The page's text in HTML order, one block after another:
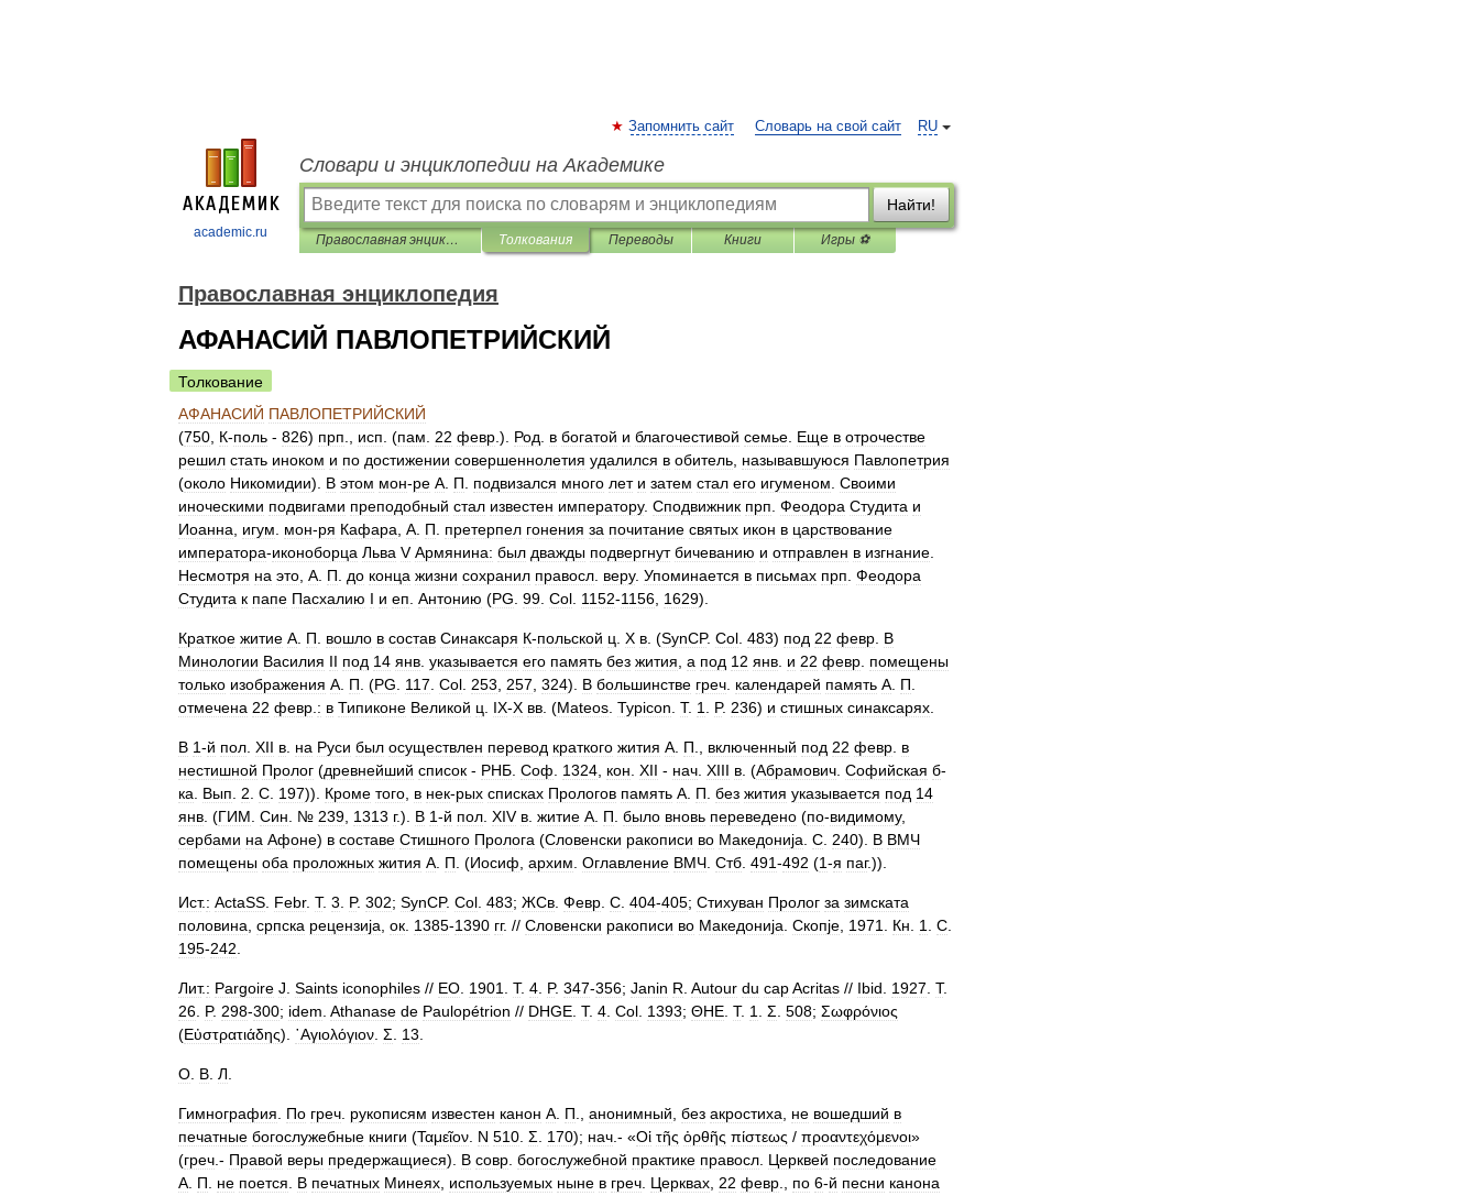
academic.ru
RU
Запомнить сайт Словарь на свой сайт
Словари и энциклопедии на Академике
Найти!
Православная энциклопедия Толкования Переводы Книги Игры ⚽
Православная энциклопедия
АФАНАСИЙ ПАВЛОПЕТРИЙСКИЙ
Толкование
АФАНАСИЙ ПАВЛОПЕТРИЙСКИЙ
(750 К-поль - 826) прп исп . (пам 22 февр .). Род в богатой и благочестивой семье Еще в отрочестве
решил стать иноком и по достижении совершеннолетия удалился в обитель называвшуюся Павлопетрия
(около Никомидии). В этом мон-ре А П подвизался много лет и затем стал его игуменом Своими
иноческими подвигами преподобный стал известен императору. Сподвижник прп Феодора Студита и
Иоанна
игум мон-ря Кафара А П претерпел гонения за почитание святых икон в царствование
императора-иконоборца Льва V Армянина: был дважды подвергнут бичеванию и отправлен в изгнание
Несмотря на это А П до конца жизни сохранил правосл веру. Упоминается в письмах прп Феодора
Студита к папе Пасхалию I и еп Антонию (PG 99 Col 1152-1156 1629).
Краткое житие А П вошло в состав Синаксаря К-польской ц X в . (SynCP. Col 483) под 22 февр В
Минологии Василия II под 14 янв указывается его память без жития а под 12 янв и 22 февр помещены
только изображения А П . (PG 117 Col 253 257 324). В большинстве греч календарей память А П
отмечена 22 февр : в Типиконе Великой ц IX-X вв . (Mateos Typicon T. 1 P. 236) и стишных синаксарях
В 1-й пол XII в на Руси был осуществлен перевод краткого жития А П включенный под 22 февр в
нестишной Пролог (древнейший список - РНБ Соф 1324 кон XII - нач XIII в . (Абрамович Софийская б-
ка
Вып 2 С 197)). Кроме того в нек-рых списках Прологов память А П без жития указывается под 14
янв . (ГИМ Син . № 239 1313 г.). В 1-й пол XIV в житие А П было вновь переведено (по-видимому,
сербами на Афоне) в составе Стишного Пролога (Словенски ракописи во Македониjа С 240). В ВМЧ
помещены оба проложных жития А П . (Иосиф архим Оглавление ВМЧ Стб 491-492 (1-я паг.)).
Ист.: ActaSS Febr. T. 3 P. 302; SynCP. Col 483; ЖСв Февр С 404-405; Стихуван Пролог за зимската
половина српска рецензиjа ок 1385-1390 гг. // Словенски ракописи во Македониjа Скопjе 1971 Кн 1 С
195-242
Лит.: Pargoire J Saints iconophiles // EO 1901 T. 4 P. 347-356; Janin R Autour du capAcritas // Ibid 1927 T.
26 P. 298-300; idem Athanase de Paulopétrion // DHGE T. 4 Col 1393; ΘΗΕ Τ. 1 Σ 508; Σωφρόνιος
(Εὐστρατιάδης). ῾Αγιολόγιον Σ 13
О В Л
Гимнография По греч рукописям известен канон А П анонимный без акростиха не вошедший в
печатные богослужебные книги (Ταμεῖον Ν 510 Σ 170); нач .- «Οἱ τῆς ὀρθῆς πίστεως / προαντεχόμενοι»
(греч .- Правой веры предержащиеся). В совр богослужебной практике правосл Церквей последование
А П не поется В печатных Минеях используемых ныне в греч Церквах 22 февр по 6-й песни канона